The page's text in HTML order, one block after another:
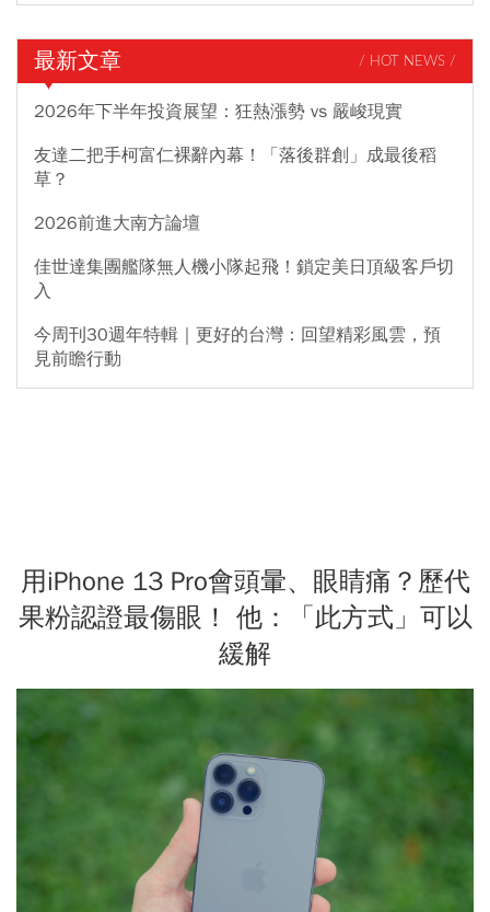
最新文章 / HOT NEWS /
2026年下半年投資展望：狂熱漲勢 vs 嚴峻現實
友達二把手柯富仁裸辭內幕！「落後群創」成最後稻
草？
2026前進大南方論壇
佳世達集團艦隊無人機小隊起飛！鎖定美日頂級客戶切
入
今周刊30週年特輯｜更好的台灣：回望精彩風雲，預
見前瞻行動
用iPhone 13 Pro會頭暈、眼睛痛？歷代
果粉認證最傷眼！ 他：「此方式」可以
緩解